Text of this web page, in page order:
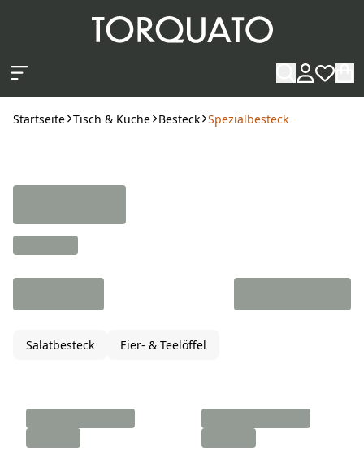
Startseite Tisch & Küche Besteck Spezialbesteck
Salatbesteck Eier- & Teelöffel